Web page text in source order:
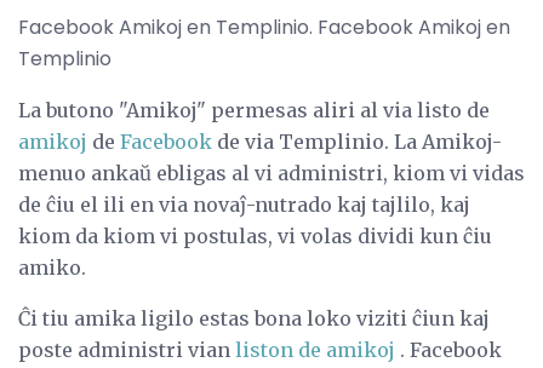
Facebook Amikoj en Templinio. Facebook Amikoj en
Templinio
La butono "Amikoj" permesas aliri al via listo de
amikoj de Facebook de via Templinio. La Amikoj-
menuo ankaŭ ebligas al vi administri, kiom vi vidas
de ĉiu el ili en via novaĵ-nutrado kaj tajlilo, kaj
kiom da kiom vi postulas, vi volas dividi kun ĉiu
amiko.
Ĉi tiu amika ligilo estas bona loko viziti ĉiun kaj
poste administri vian liston de amikoj . Facebook